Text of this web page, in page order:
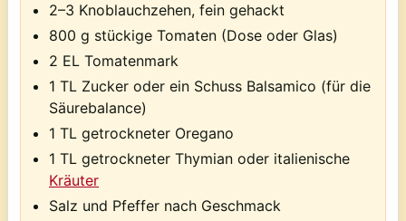
2–3 Knoblauchzehen, fein gehackt
800 g stückige Tomaten (Dose oder Glas)
2 EL Tomatenmark
1 TL Zucker oder ein Schuss Balsamico (für die
Säurebalance)
1 TL getrockneter Oregano
1 TL getrockneter Thymian oder italienische
Kräuter
Salz und Pfeffer nach Geschmack